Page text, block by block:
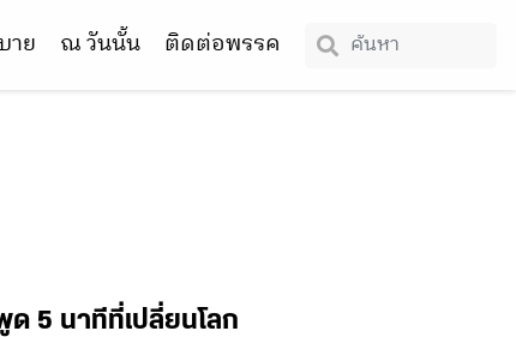
าย ณ วันนั้น ติดต่อพรรค
ด 5 นาทีที่เปลี่ยนโลก